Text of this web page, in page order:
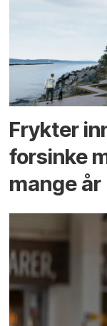
Frykter
forsinke
mange år